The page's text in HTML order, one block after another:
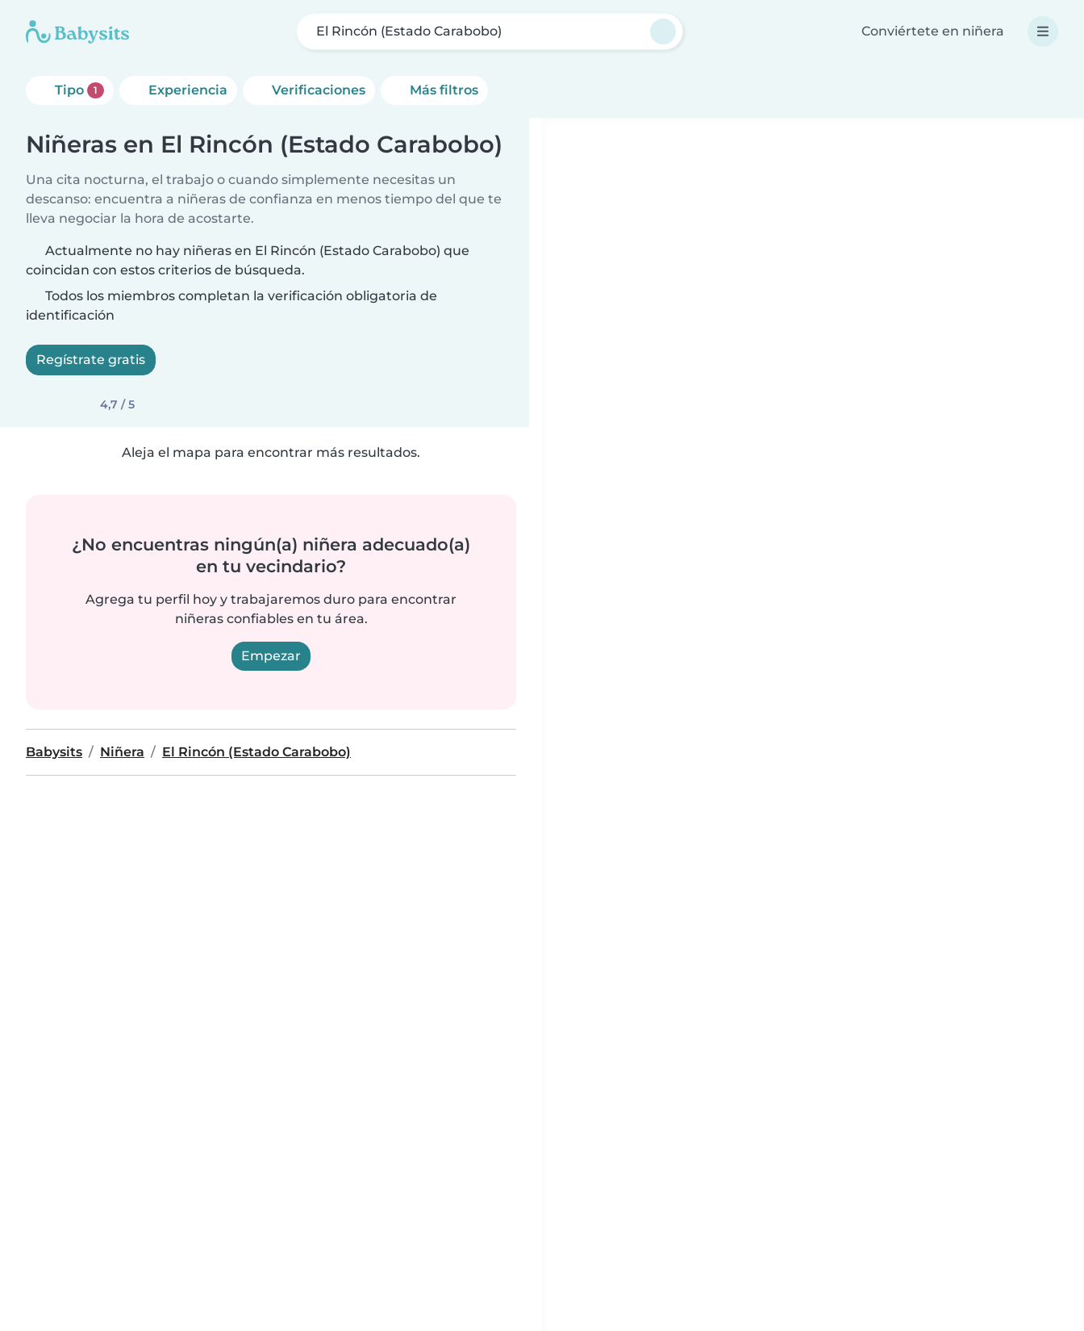
El Rincón (Estado Carabobo) Conviértete en niñera
Tipo 1 Experiencia Verificaciones Más filtros
Niñeras en El Rincón (Estado Carabobo)
Una cita nocturna, el trabajo o cuando simplemente necesitas un
descanso: encuentra a niñeras de confianza en menos tiempo del que te
lleva negociar la hora de acostarte.
Actualmente no hay niñeras en El Rincón (Estado Carabobo) que
coincidan con estos criterios de búsqueda.
Todos los miembros completan la verificación obligatoria de
identificación
Regístrate gratis
4,7 / 5
Aleja el mapa para encontrar más resultados.
¿No encuentras ningún(a) niñera adecuado(a)
en tu vecindario?
Agrega tu perfil hoy y trabajaremos duro para encontrar
niñeras confiables en tu área.
Empezar
Babysits Niñera El Rincón (Estado Carabobo)